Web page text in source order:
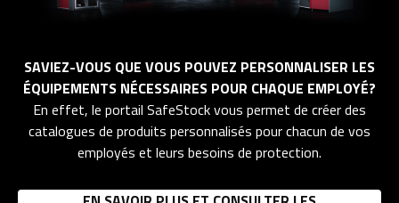
SAVIEZ-VOUS QUE VOUS POUVEZ PERSONNALISER LES
ÉQUIPEMENTS NÉCESSAIRES POUR CHAQUE EMPLOYÉ?
En effet, le portail SafeStock vous permet de créer des
catalogues de produits personnalisés pour chacun de vos
employés et leurs besoins de protection.